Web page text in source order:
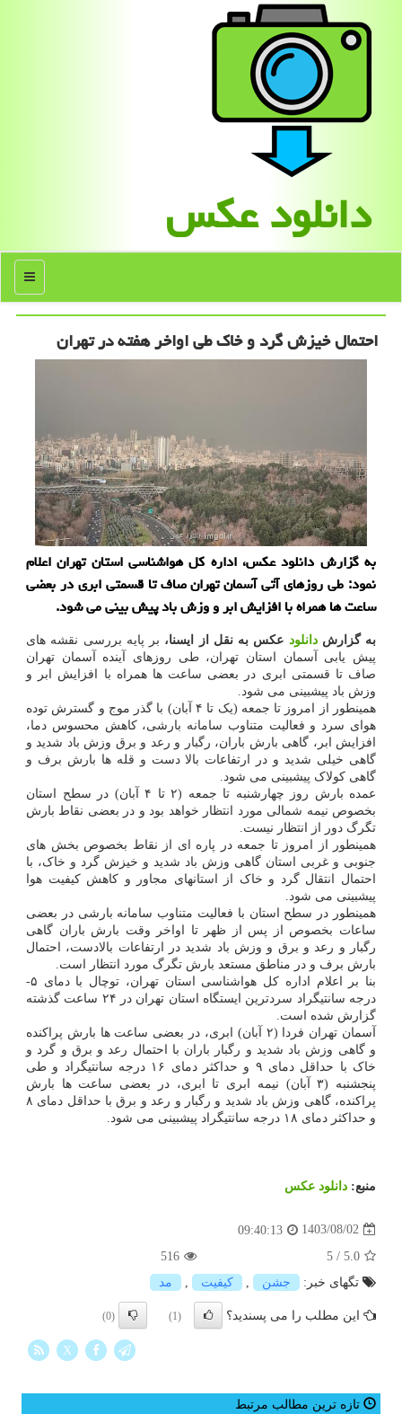
دانلود عكس
منو
احتمال خیزش گرد و خاک طی اواخر هفته در تهران
به گزارش دانلود عکس، اداره کل هواشناسی استان تهران اعلام
نمود: طی روزهای آتی آسمان تهران صاف تا قسمتی ابری در بعضی
ساعت ها همراه با افزایش ابر و وزش باد پیش بینی می شود.
به گزارشدانلود عکس به نقل از ایسنا، بر پایه بررسی نقشه های
پیش یابی آسمان استان تهران، طی روزهای آینده آسمان تهران
صاف تا قسمتی ابری در بعضی ساعت ها همراه با افزایش ابر و
وزش باد پیشبینی می شود.
همینطور از امروز تا جمعه (یک تا ۴ آبان) با گذر موج و گسترش توده
هوای سرد و فعالیت متناوب سامانه بارشی، کاهش محسوس دما،
افزایش ابر، گاهی بارش باران، رگبار و رعد و برق وزش باد شدید و
گاهی خیلی شدید و در ارتفاعات بالا دست و قله ها بارش برف و
گاهی کولاک پیشبینی می شود.
عمده بارش روز چهارشنبه تا جمعه (۲ تا ۴ آبان) در سطح استان
بخصوص نیمه شمالی مورد انتظار خواهد بود و در بعضی نقاط بارش
تگرگ دور از انتظار نیست.
همینطور از امروز تا جمعه در پاره ای از نقاط بخصوص بخش های
جنوبی و غربی استان گاهی وزش باد شدید و خیزش گرد و خاک، با
احتمال انتقال گرد و خاک از استانهای مجاور و کاهش کیفیت هوا
پیشبینی می شود.
همینطور در سطح استان با فعالیت متناوب سامانه بارشی در بعضی
ساعات بخصوص از پس از ظهر تا اواخر وقت بارش باران گاهی
رگبار و رعد و برق و وزش باد شدید در ارتفاعات بالادست، احتمال
بارش برف و در مناطق مستعد بارش تگرگ مورد انتظار است.
بنا بر اعلام اداره کل هواشناسی استان تهران، توچال با دمای ۵-
درجه سانتیگراد سردترین ایستگاه استان تهران در ۲۴ ساعت گذشته
گزارش شده است.
آسمان تهران فردا (۲ آبان) ابری، در بعضی ساعت ها بارش پراکنده
و گاهی وزش باد شدید و رگبار باران با احتمال رعد و برق و گرد و
خاک با حداقل دمای ۹ و حداکثر دمای ۱۶ درجه سانتیگراد و طی
پنجشنبه (۳ آبان) نیمه ابری تا ابری، در بعضی ساعت ها بارش
پراکنده، گاهی وزش باد شدید و رگبار و رعد و برق با حداقل دمای ۸
و حداکثر دمای ۱۸ درجه سانتیگراد پیشبینی می شود.
منبع: دانلود عكس
1403/08/02
09:40:13
5.0
/
5
516
تگهای خبر:
جشن , كیفیت , مد
این مطلب را می پسندید؟ (1)
(0)
X
تازه ترین مطالب مرتبط